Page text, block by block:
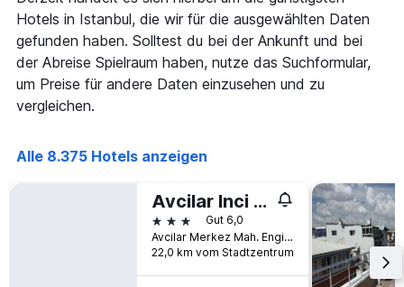
Hotels in Istanbul, die wir für die ausgewählten Daten
gefunden haben. Solltest du bei der Ankunft und bei
der Abreise Spielraum haben, nutze das Suchformular,
um Preise für andere Daten einzusehen und zu
vergleichen.
Alle 8.375 Hotels anzeigen
Avcilar Inci Hotel
3 SterneGut 6,0
Avcilar Merkez Mah. Engin Sk. No:6, Istanbul, Türkei
22,0 km vom Stadtzentrum